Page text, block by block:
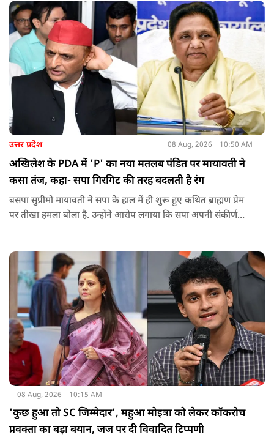
को लेकर दिपके की पुलिस अधिकारी से तीखी बहस हो गई.
उत्तर प्रदेश 08 Aug, 2026 10:50 AM
अखिलेश के PDA में 'P' का नया मतलब पंडित पर मायावती ने
कसा तंज, कहा- सपा गिरगिट की तरह बदलती है रंग
बसपा सुप्रीमो मायावती ने सपा के हाल में ही शुरू हुए कथित ब्राह्मण प्रेम
पर तीखा हमला बोला है. उन्होंने आरोप लगाया कि सपा अपनी संकीर्ण
08 Aug, 2026 10:15 AM
'कुछ हुआ तो SC जिम्मेदार', महुआ मोइत्रा को लेकर कॉकरोच
प्रवक्ता का बड़ा बयान, जज पर दी विवादित टिप्पणी